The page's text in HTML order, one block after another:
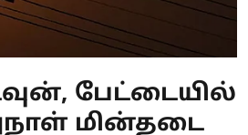
பேட்டையில்
மின்தடை